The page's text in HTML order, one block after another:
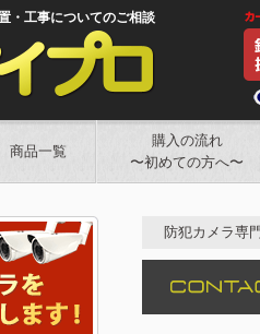
・工事についてのご相談
商品一覧
購入の流れ
〜初めての方へ〜
防犯カメラ専